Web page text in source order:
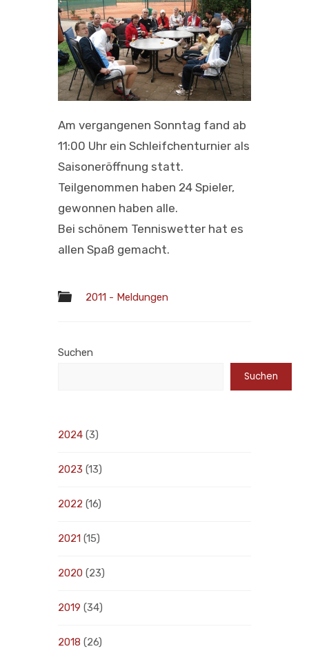
Am vergangenen Sonntag fand ab
11:00 Uhr ein Schleifchenturnier als
Saisoneröffnung statt.
Teilgenommen haben 24 Spieler,
gewonnen haben alle.
Bei schönem Tenniswetter hat es
allen Spaß gemacht.
2011 - Meldungen
Suchen
Suchen
2024 (3)
2023 (13)
2022 (16)
2021 (15)
2020 (23)
2019 (34)
2018 (26)